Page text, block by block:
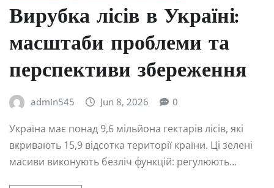
Вирубка лісів в Україні:
масштаби проблеми та
перспективи збереження
admin545 Jun 8, 2026 0
Україна має понад 9,6 мільйона гектарів лісів, які
вкривають 15,9 відсотка території країни. Ці зелені
масиви виконують безліч функцій: регулюють…